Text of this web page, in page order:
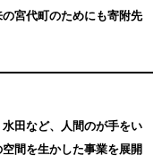
宮代町のためにも寄附先
田など、人間のが手をい
間を生かした事業を展開